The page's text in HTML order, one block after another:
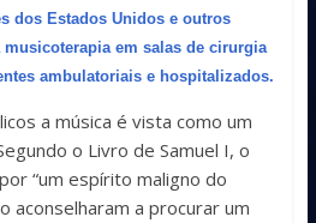
dos Estados Unidos e outros
musicoterapia em salas de cirurgia
ambulatoriais e hospitalizados.
a música é vista como um
o Livro de Samuel I, o
“um espírito maligno do
aconselharam a procurar um